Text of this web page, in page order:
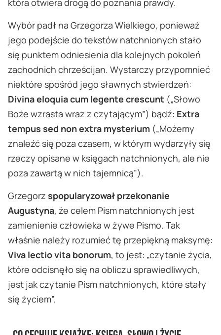
która otwiera drogą do poznania prawdy.
Wybór padł na Grzegorza Wielkiego, ponieważ
jego podejście do tekstów natchnionych stało
się punktem odniesienia dla kolejnych pokoleń
zachodnich chrześcijan. Wystarczy przypomnieć
niektóre spośród jego sławnych stwierdzeń:
Divina eloquia cum legente crescunt („Słowo
Boże wzrasta wraz z czytającym”) bądź: Extra
tempus sed non extra mysterium („Możemy
znaleźć się poza czasem, w którym wydarzyły się
rzeczy opisane w księgach natchnionych, ale nie
poza zawartą w nich tajemnicą”).
Grzegorz spopularyzował przekonanie
Augustyna, że celem Pism natchnionych jest
zamienienie człowieka w żywe Pismo. Tak
właśnie należy rozumieć tę przepiękną maksymę:
Viva lectio vita bonorum, to jest: „czytanie życia,
które odcisnęło się na obliczu sprawiedliwych,
jest jak czytanie Pism natchnionych, które stały
się życiem”.